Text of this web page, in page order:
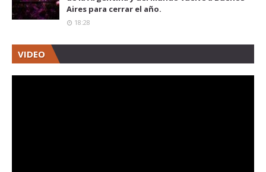
Aires para cerrar el año.
18:28
VIDEO